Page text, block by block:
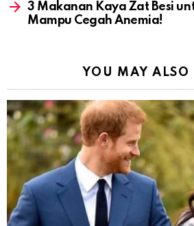
3 Makanan Kaya Zat Besi
Mampu Cegah Anemia!
YOU MAY ALSO